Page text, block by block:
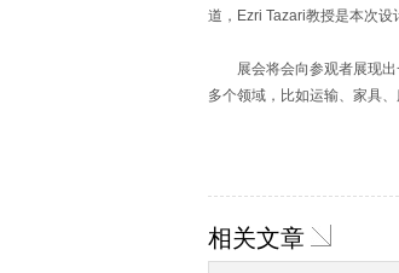
道，Ezri Tazari教授是本次设
展会将会向参观者展现出
多个领域，比如运输、家具、
相关文章